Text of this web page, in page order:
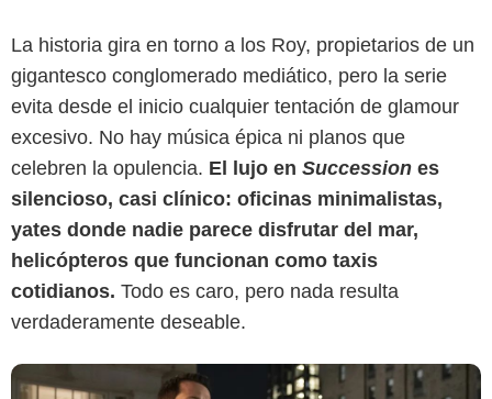
La historia gira en torno a los Roy, propietarios de un
gigantesco conglomerado mediático, pero la serie
evita desde el inicio cualquier tentación de glamour
excesivo. No hay música épica ni planos que
celebren la opulencia. El lujo en Succession es
silencioso, casi clínico: oficinas minimalistas,
yates donde nadie parece disfrutar del mar,
helicópteros que funcionan como taxis
cotidianos. Todo es caro, pero nada resulta
verdaderamente deseable.
HBO Max